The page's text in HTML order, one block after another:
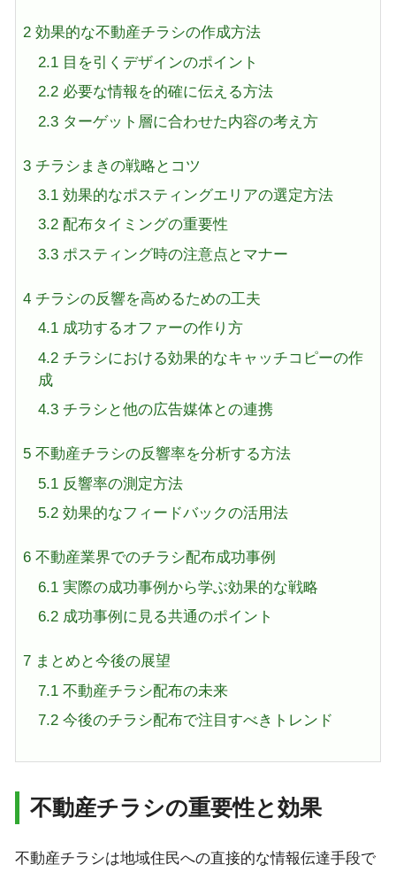
2 効果的な不動産チラシの作成方法
2.1目を引くデザインのポイント
2.2必要な情報を的確に伝える方法
2.3ターゲット層に合わせた内容の考え方
3 チラシまきの戦略とコツ
3.1効果的なポスティングエリアの選定方法
3.2配布タイミングの重要性
3.3ポスティング時の注意点とマナー
4 チラシの反響を高めるための工夫
4.1成功するオファーの作り方
4.2チラシにおける効果的なキャッチコピーの作
成
4.3チラシと他の広告媒体との連携
5 不動産チラシの反響率を分析する方法
5.1反響率の測定方法
5.2効果的なフィードバックの活用法
6 不動産業界でのチラシ配布成功事例
6.1実際の成功事例から学ぶ効果的な戦略
6.2成功事例に見る共通のポイント
7 まとめと今後の展望
7.1不動産チラシ配布の未来
7.2今後のチラシ配布で注目すべきトレンド
不動産チラシの重要性と効果
不動産チラシは地域住民への直接的な情報伝達手段で